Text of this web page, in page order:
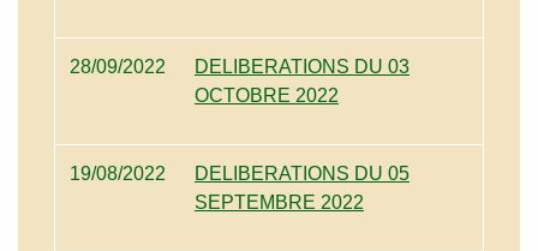
28/09/2022
DELIBERATIONS DU 03
OCTOBRE 2022
19/08/2022
DELIBERATIONS DU 05
SEPTEMBRE 2022